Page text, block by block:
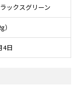
ックスグリーン
4日